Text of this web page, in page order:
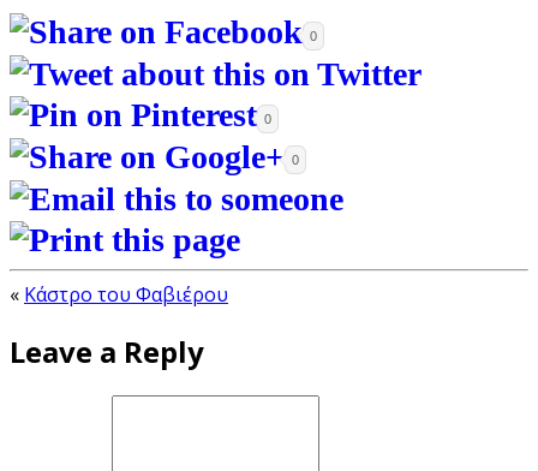
0
0
0
« Κάστρο του Φαβιέρου
Leave a Reply